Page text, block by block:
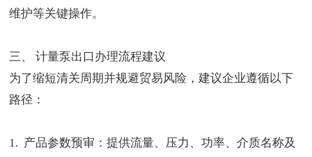
维护等关键操作。
三、计量泵出口 办理流程建议
为了缩短清关周期并规避贸易风险，建议企业遵循以下
路径：
1. 产品参数预审：提供流量、压力、功率、介质名称及